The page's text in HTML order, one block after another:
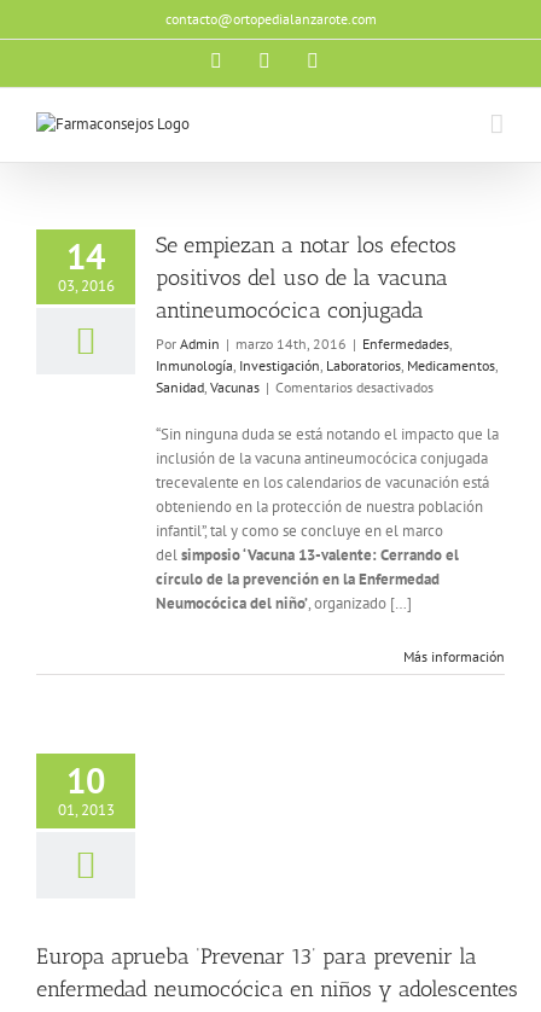
al
contacto@ortopedialanzarote.com
Facebook
14
03, 2016
Se empiezan a notar los efectos
positivos del uso de la vacuna
antineumocócica conjugada
Por Admin | marzo 14th, 2016 | Enfermedades,
Inmunología, Investigación, Laboratorios, Medicamentos,
Sanidad, Vacunas | Comentarios desactivadosen
empiezan
a
notar
efectos
positivos
del
uso
“Sin ninguna duda se está notando el impacto que la
inclusión de la vacuna antineumocócica conjugada
trecevalente en los calendarios de vacunación está
obteniendo en la protección de nuestra población
infantil”, tal y como se concluye en el marco
delsimposio ‘Vacuna 13-valente: Cerrando el
círculo de la prevención en la Enfermedad
Neumocócica del niño’, organizado […]
Más información
10
01, 2013
Europa aprueba ‘Prevenar 13’ para prevenir la
enfermedad neumocócica en niños y adolescentes